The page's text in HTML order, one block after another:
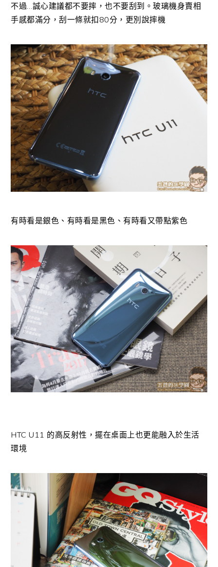
不過…誠心建議都不要摔，也不要刮到。玻璃機身賣相
手感都滿分，刮一條就扣80分，更別說摔機
有時看是銀色、有時看是黑色、有時看又帶點紫色
HTC U11 的高反射性，擺在桌面上也更能融入於生活
環境